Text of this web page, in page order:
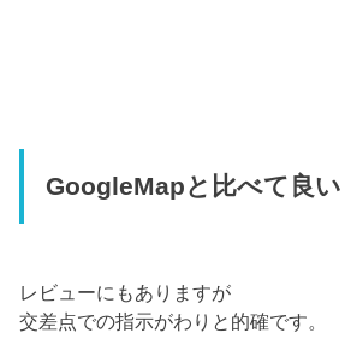
GoogleMapと比べて良
レビューにもありますが
交差点での指示がわりと的確です。